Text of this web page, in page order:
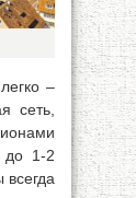
–
сеть,
до 1-2